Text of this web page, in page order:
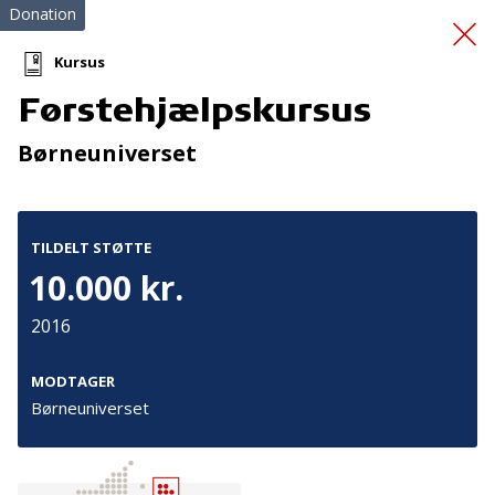
Førstehjælpskursus
Donation
Kursus
Førstehjælpskursus
Børneuniverset
TILDELT STØTTE
10.000 kr.
2016
MODTAGER
Børneuniverset
Tilmeld nyhedsbrev
De seneste nyheder om TrygFondens og TryghedsGruppens
aktiviteter direkte i din indbakke.
Tilmeld